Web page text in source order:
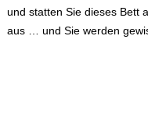
und statten Sie dieses Bett
aus … und Sie werden